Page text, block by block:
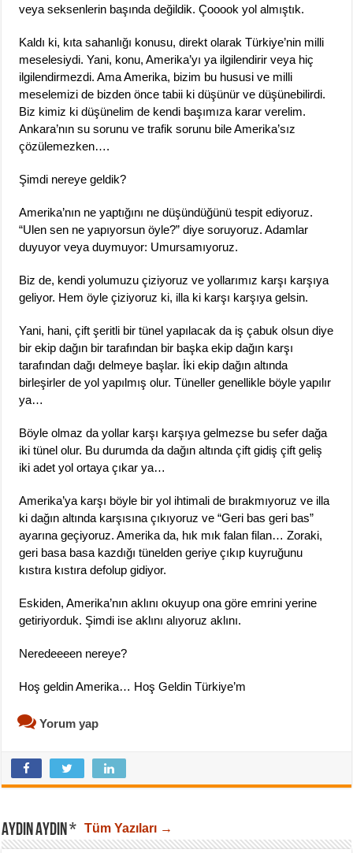
veya seksenlerin başında değildik. Çooook yol almıştık.
Kaldı ki, kıta sahanlığı konusu, direkt olarak Türkiye’nin milli
meselesiydi. Yani, konu, Amerika’yı ya ilgilendirir veya hiç
ilgilendirmezdi. Ama Amerika, bizim bu hususi ve milli
meselemizi de bizden önce tabii ki düşünür ve düşünebilirdi.
Biz kimiz ki düşünelim de kendi başımıza karar verelim.
Ankara’nın su sorunu ve trafik sorunu bile Amerika’sız
çözülemezken….
Şimdi nereye geldik?
Amerika’nın ne yaptığını ne düşündüğünü tespit ediyoruz.
“Ulen sen ne yapıyorsun öyle?” diye soruyoruz. Adamlar
duyuyor veya duymuyor: Umursamıyoruz.
Biz de, kendi yolumuzu çiziyoruz ve yollarımız karşı karşıya
geliyor. Hem öyle çiziyoruz ki, illa ki karşı karşıya gelsin.
Yani, hani, çift şeritli bir tünel yapılacak da iş çabuk olsun diye
bir ekip dağın bir tarafından bir başka ekip dağın karşı
tarafından dağı delmeye başlar. İki ekip dağın altında
birleşirler de yol yapılmış olur. Tüneller genellikle böyle yapılır
ya…
Böyle olmaz da yollar karşı karşıya gelmezse bu sefer dağa
iki tünel olur. Bu durumda da dağın altında çift gidiş çift geliş
iki adet yol ortaya çıkar ya…
Amerika’ya karşı böyle bir yol ihtimali de bırakmıyoruz ve illa
ki dağın altında karşısına çıkıyoruz ve “Geri bas geri bas”
ayarına geçiyoruz. Amerika da, hık mık falan filan… Zoraki,
geri basa basa kazdığı tünelden geriye çıkıp kuyruğunu
kıstıra kıstıra defolup gidiyor.
Eskiden, Amerika’nın aklını okuyup ona göre emrini yerine
getiriyorduk. Şimdi ise aklını alıyoruz aklını.
Neredeeeen nereye?
Hoş geldin Amerika… Hoş Geldin Türkiye’m
Yorum yap
AYDIN AYDIN * Tüm Yazıları →